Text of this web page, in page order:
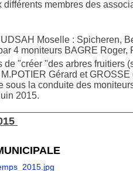
membres des
Moselle : Spicheren,
4 moniteurs BAGRE
de "créer "des arbres fruitiers
Gérard et
la conduite des
2015.